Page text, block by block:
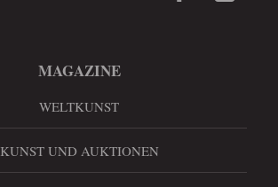
MAGAZINE
WELTKUNST
KUNST UND AUKTIONEN